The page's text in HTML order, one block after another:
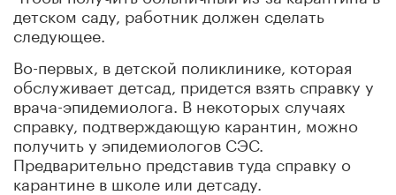
детском саду, работник должен сделать
следующее.
Во-первых, в детской поликлинике, которая
обслуживает детсад, придется взять справку у
врача-эпидемиолога. В некоторых случаях
справку, подтверждающую карантин, можно
получить у эпидемиологов СЭС.
Предварительно представив туда справку о
карантине в школе или детсаду.